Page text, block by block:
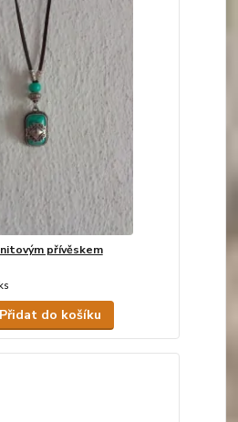
přívěskem
Přidat do košíku